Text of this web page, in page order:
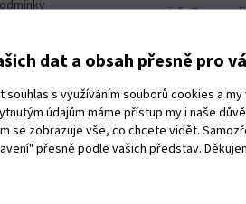
dat a obsah přesně pro
souhlas s využíváním souborů cookies a
údajům máme přístup my i naše
se zobrazuje vše, co chcete vidět.
přesně podle vašich představ.
a reklamace
Husqvarna
Navštivte
Welding progress
Královéhradecká
Ústí nad Orlicí 562 01